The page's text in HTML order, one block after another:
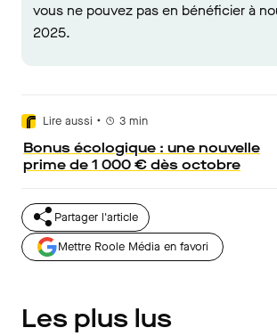
vous ne pouvez pas en bénéficier à
2025.
Lire aussi • 3 min
Bonus écologique : une nouvelle
prime de 1 000 € dès octobre
Partager l'article
Mettre Roole Média en favori
Les plus lus